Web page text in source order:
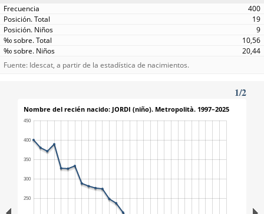
400
19
9
10,56
20,44
Fuente: Idescat, a partir de la estadística de nacimientos.